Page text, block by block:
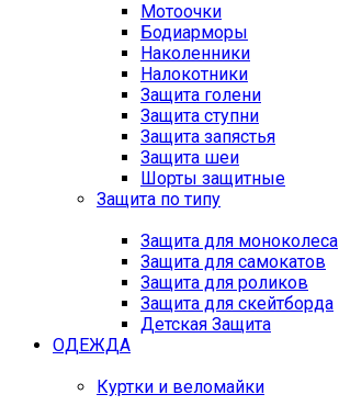
Мотоочки
Бодиарморы
Наколенники
Налокотники
Защита голени
Защита ступни
Защита запястья
Защита шеи
Шорты защитные
Защита по типу
Защита для моноколеса
Защита для самокатов
Защита для роликов
Защита для скейтборда
Детская Защита
ОДЕЖДА
Куртки и веломайки